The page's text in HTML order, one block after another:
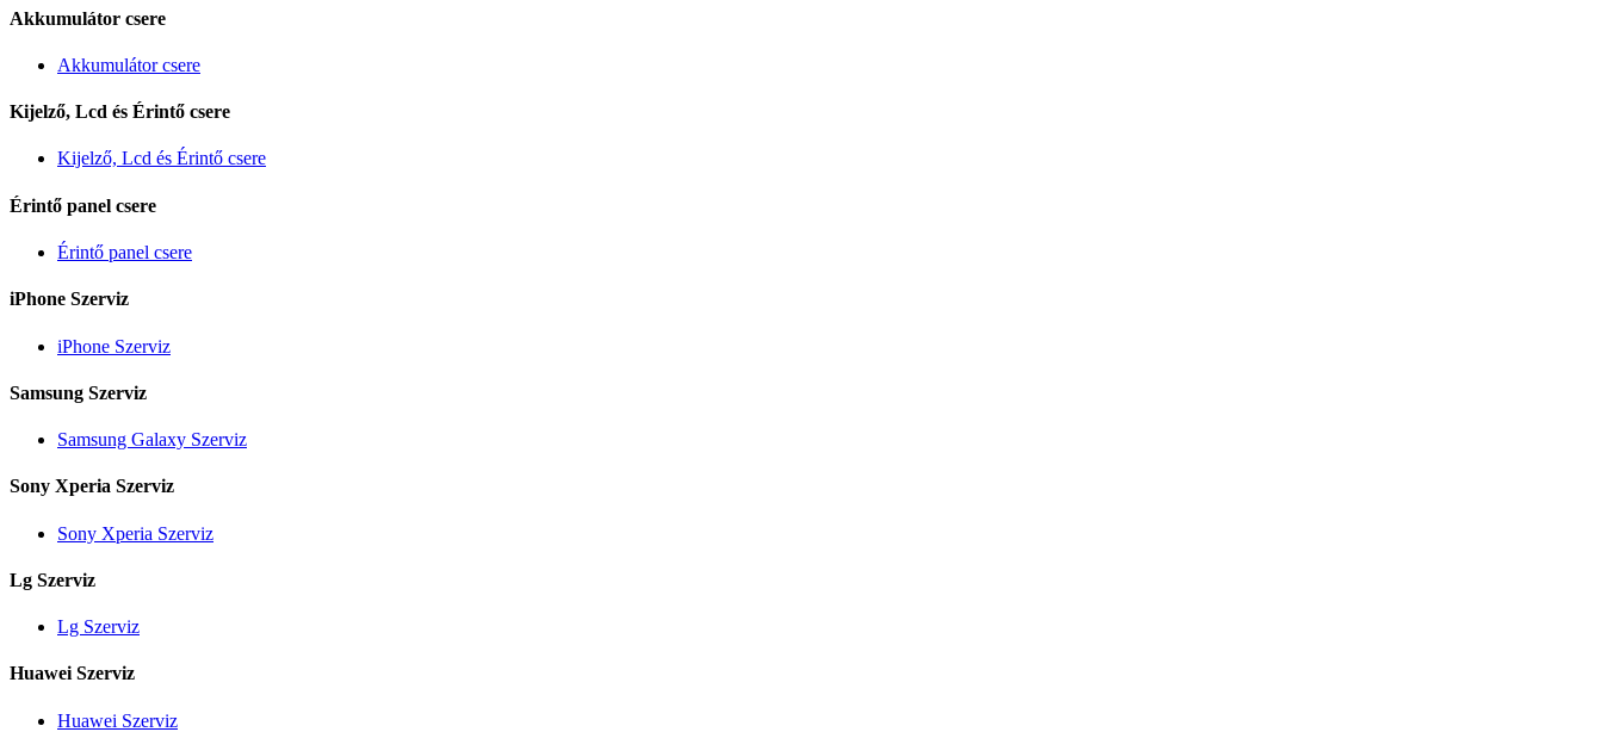
Akkumulátor csere
Akkumulátor csere
Kijelző, Lcd és Érintő csere
Kijelző, Lcd és Érintő csere
Érintő panel csere
Érintő panel csere
iPhone Szerviz
iPhone Szerviz
Samsung Szerviz
Samsung Galaxy Szerviz
Sony Xperia Szerviz
Sony Xperia Szerviz
Lg Szerviz
Lg Szerviz
Huawei Szerviz
Huawei Szerviz